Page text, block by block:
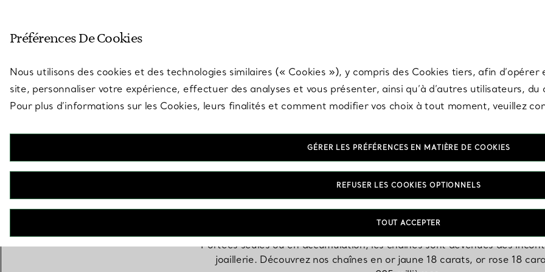
Colliers chaînes
Portées seules ou en accumulation, les chaînes sont devenues des
joaillerie. Découvrez nos chaînes en or jaune 18 carats, or rose 18
Préférences De Cookies
Nous utilisons des cookies et des technologies similaires (« Cookies »), y compris des Cookies tiers, afin
site, personnaliser votre expérience, effectuer des analyses et vous présenter, ainsi qu’à d’autres utilisateurs,
Pour plus d’informations sur les Cookies, leurs finalités et comment modifier vos choix à tout moment, veuillez
GÉRER LES PRÉFÉRENCES EN MATIÈRE DE COOKIES
REFUSER LES COOKIES OPTIONNELS
TOUT ACCEPTER